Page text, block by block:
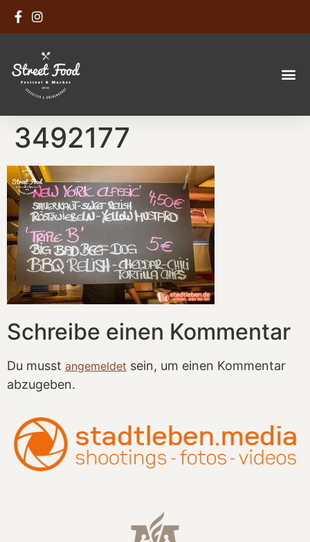
3492177
Schreibe einen Kommentar
Du musst angemeldet sein, um einen Kommentar
abzugeben.